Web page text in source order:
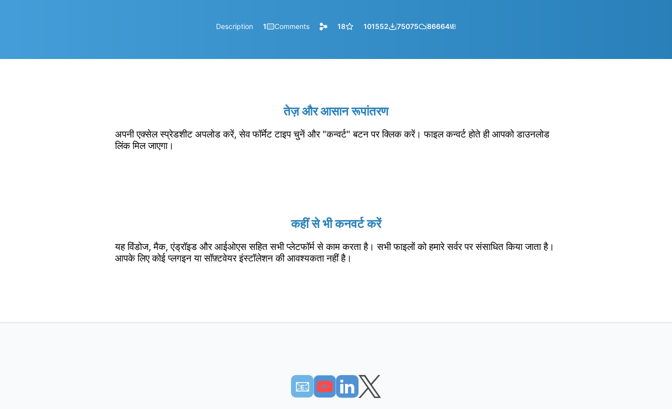
Description 1 Comments 18 101552 75075 86664㎆︎
तेज़ और आसान रूपांतरण
अपनी एक्सेल स्प्रेडशीट अपलोड करें, सेव फॉर्मेट टाइप चुनें और "कन्वर्ट" बटन पर क्लिक करें। फाइल कन्वर्ट होते ही आपको डाउनलोड
लिंक मिल जाएगा।
कहीं से भी कनवर्ट करें
यह विंडोज, मैक, एंड्रॉइड और आईओएस सहित सभी प्लेटफॉर्म से काम करता है। सभी फाइलों को हमारे सर्वर पर संसाधित किया जाता है।
आपके लिए कोई प्लगइन या सॉफ़्टवेयर इंस्टॉलेशन की आवश्यकता नहीं है।
📧︎